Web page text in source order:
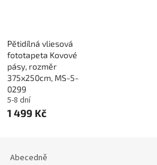
Pětidílná vliesová
fototapeta Kovové
pásy, rozměr
375x250cm, MS-5-
0299
5-8 dní
1 499 Kč
Abecedně